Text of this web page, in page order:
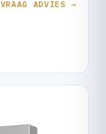
VRAAG ADVIES →